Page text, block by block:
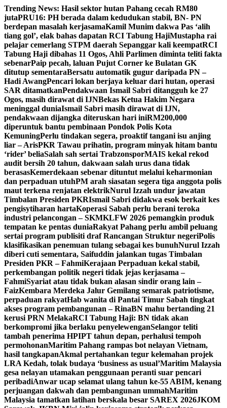
Skip
to
content
Trending News: Hasil sektor hutan Pahang cecah RM80
jutaPRU16: PH berada dalam kedudukan stabil, BN- PN
berdepan masalah kerjasamaKamil Munim dakwa Pas ‘alih
tiang gol’, elak bahas dapatan RCI Tabung HajiMustapha rai
pelajar cemerlang STPM daerah Sepanggar kali keempatRCI
Tabung Haji dibahas 11 Ogos, Ahli Parlimen diminta teliti fakta
sebenarPaip pecah, laluan Pujut Corner ke Bulatan GK
ditutup sementaraBersatu automatik gugur daripada PN –
Hadi AwangPencari lokan berjaya keluar dari hutan, operasi
SAR ditamatkanPendakwaan Ismail Sabri ditangguh ke 27
Ogos, masih dirawat di IJNBekas Ketua Hakim Negara
meninggal duniaIsmail Sabri masih dirawat di IJN,
pendakwaan dijangka diteruskan hari iniRM200,000
diperuntuk bantu pembinaan Pondok Polis Kota
KemuningPerlu tindakan segera, proaktif tangani isu anjing
liar – ArisPKR Tawau prihatin, program minyak hitam bantu
‘rider’ beliaSalah sah sertai TrabzonsporMAIS kekal rekod
audit bersih 20 tahun, dakwaan salah urus dana tidak
berasasKemerdekaan sebenar dituntut melalui keharmonian
dan perpaduan utuhPM arah siasatan segera tiga anggota polis
maut terkena renjatan elektrikNurul Izzah undur jawatan
Timbalan Presiden PKRIsmail Sabri didakwa esok berkait kes
pengisytiharan hartaKoperasi Sabah perlu berani teroka
industri pelancongan – SKMKLFW 2026 pemangkin produk
tempatan ke pentas duniaRakyat Pahang perlu ambil peluang
sertai program publisiti draf Rancangan Struktur negeriPolis
klasifikasikan penemuan tulang sebagai kes bunuhNurul Izzah
diberi cuti sementara, Saifuddin jalankan tugas Timbalan
Presiden PKR – FahmiKerajaan Perpaduan kekal stabil,
perkembangan politik negeri tidak jejas kerjasama –
FahmiSyariat atau tidak bukan alasan sindir orang lain –
FaizKembara Merdeka Jalur Gemilang semarak patriotisme,
perpaduan rakyatHab wanita di Pantai Timur Sabah tingkat
akses program pembangunan – RinaBN mahu bertanding 21
kerusi PRN MelakaRCI Tabung Haji: BN tidak akan
berkompromi jika berlaku penyelewenganSelangor teliti
tambah penerima HPIPT tahun depan, perhalusi tempoh
permohonanMaritim Pahang rampas bot nelayan Vietnam,
hasil tangkapanAkmal pertahankan tegur kelemahan projek
LRA Kedah, tolak budaya ‘business as usual’Maritim Malaysia
gesa nelayan utamakan penggunaan peranti suar pencari
peribadiAnwar ucap selamat ulang tahun ke-55 ABIM, kenang
perjuangan dakwah dan pembangunan ummahMaritim
Malaysia tamatkan latihan berskala besar SAREX 2026JKOM